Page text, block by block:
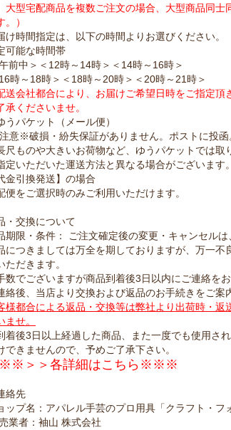
宅配商品を複数ご注文の場合、大型商品同士
。）
け時間指定は、以下の時間よりお選びください。
可能な時間帯
前中＞＜12時～14時＞＜14時～16時＞
時～18時＞＜18時～20時＞＜20時～21時＞
送会社都合により、お届けご希望日時をご指定頂
承くださいませ。
うパケット（メール便）
意※破損・紛失保証がありません。ポストに投函
尺ものや大きいお荷物など、ゆうパケットでは取
定いただいた運送方法と異なる場合がございます
金引換発送】の場合
便をご選択時のみご利用いただけます。
・交換について
期限・条件： ご注文確定後の変更・キャンセルは
につきましては万全を期しておりますが、万一
ただきます。
数でございますが商品到着後3日以内にご連絡をお
絡後、当店より交換および返品のお手続きをご案
様都合による返品・交換等は弊社より出荷時・
ませ。
着後3日以上経過した商品、また一度でも使用さ
できませんので、予めご了承下さい。
＞＞各詳細はこちら※※※
絡先
ップ名：アパレル手芸のプロ用具「クラフト・フ
業者：袖山 株式会社